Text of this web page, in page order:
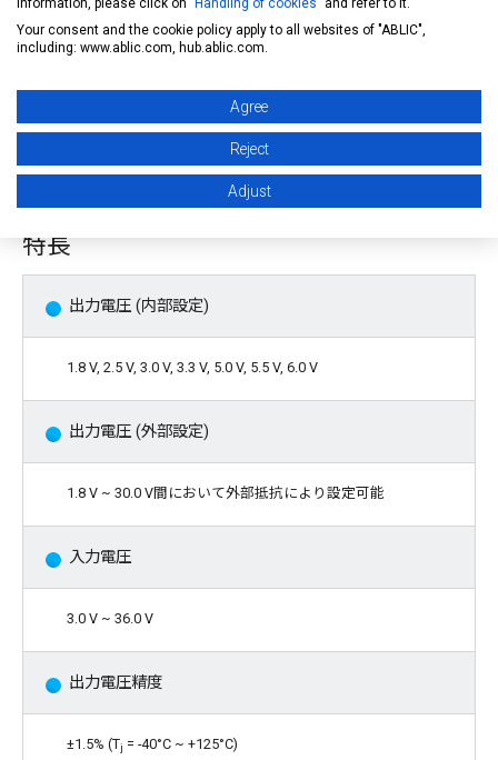
て算出したFIT値を提供しております。FIT値算出の実施について
は販売窓口までお問い合わせください。
注意 : 本製品は、車両機器、車載機器へのご使用が可能です。こ
れらの用途でご使用をお考えの際は、必ず
特長
出力電圧 (内部設定)
1.8 V, 2.5 V, 3.0 V, 3.3 V, 5.0 V, 5.5 V, 6.0 V
出力電圧 (外部設定)
1.8 V ~ 30.0 V間において外部抵抗により設定可能
入力電圧
3.0 V ~ 36.0 V
出力電圧精度
±1.5% (Tj = -40°C ~ +125°C)
information, please click on " Handling of cookies " and refer to it.
Your consent and the cookie policy apply to all websites of "ABLIC",
including: www.ablic.com, hub.ablic.com.
Agree
Reject
Adjust